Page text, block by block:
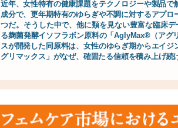
近年、女性特有の健康課題をテクノロジーや製品
成分で、更年期特有のゆらぎや不調に対するアプ
つだ。そうした中で、他に類を見ない豊富な臨床
る麹菌発酵イソフラボン原料の「AglyMax®（アグ
スが開発した同原料は、女性のゆらぎ期からエイ
グリマックス」がなぜ、確固たる信頼を積み上げ続